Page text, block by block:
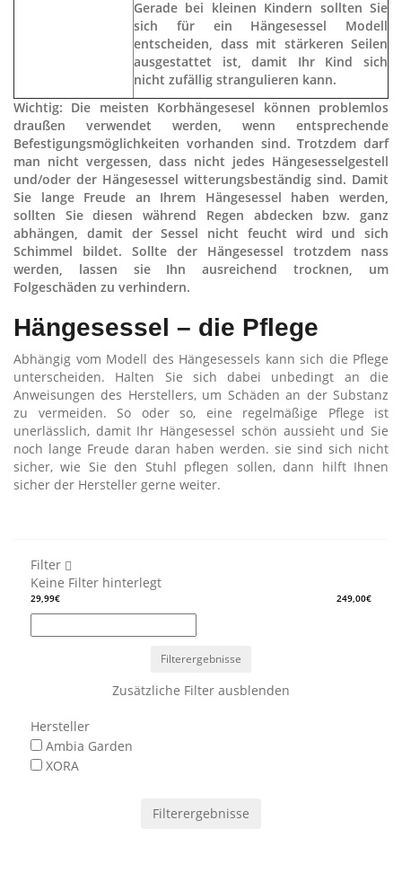
Gerade bei kleinen Kindern sollten Sie
sich für ein Hängesessel Modell
entscheiden, dass mit stärkeren Seilen
ausgestattet ist, damit Ihr Kind sich
nicht zufällig strangulieren kann.
Wichtig: Die meisten Korbhängesesel können problemlos
draußen verwendet werden, wenn entsprechende
Befestigungsmöglichkeiten vorhanden sind. Trotzdem darf
man nicht vergessen, dass nicht jedes Hängesesselgestell
und/oder der Hängesessel witterungsbeständig sind. Damit
Sie lange Freude an Ihrem Hängesessel haben werden,
sollten Sie diesen während Regen abdecken bzw. ganz
abhängen, damit der Sessel nicht feucht wird und sich
Schimmel bildet. Sollte der Hängesessel trotzdem nass
werden, lassen sie Ihn ausreichend trocknen, um
Folgeschäden zu verhindern.
Hängesessel – die Pflege
Abhängig vom Modell des Hängesessels kann sich die Pflege
unterscheiden. Halten Sie sich dabei unbedingt an die
Anweisungen des Herstellers, um Schäden an der Substanz
zu vermeiden. So oder so, eine regelmäßige Pflege ist
unerlässlich, damit Ihr Hängesessel schön aussieht und Sie
noch lange Freude daran haben werden. sie sind sich nicht
sicher, wie Sie den Stuhl pflegen sollen, dann hilft Ihnen
sicher der Hersteller gerne weiter.
Filter
Keine Filter hinterlegt
29,99€ 249,00€
Filterergebnisse
Zusätzliche Filter ausblenden
Hersteller
Ambia Garden
XORA
Filterergebnisse